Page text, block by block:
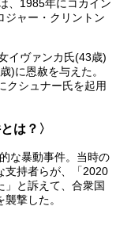
、1985年にコカイン
ジャー・クリントン
イヴァンカ氏(43歳)
)に恩赦を与えた。
クシュナー氏を起用
は？〉
な暴動事件。当時の
支持者らが、「2020
」と訴えて、合衆国
撃した。